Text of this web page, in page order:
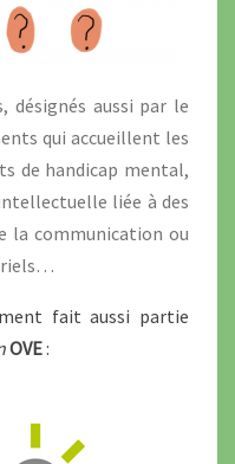
désignés aussi par le
qui accueillent les
de handicap mental,
liée à des
la communication ou
fait aussi partie
OVE: